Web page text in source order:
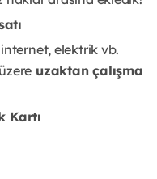
elektrik vb.
uzaktan çalışma
Kartı